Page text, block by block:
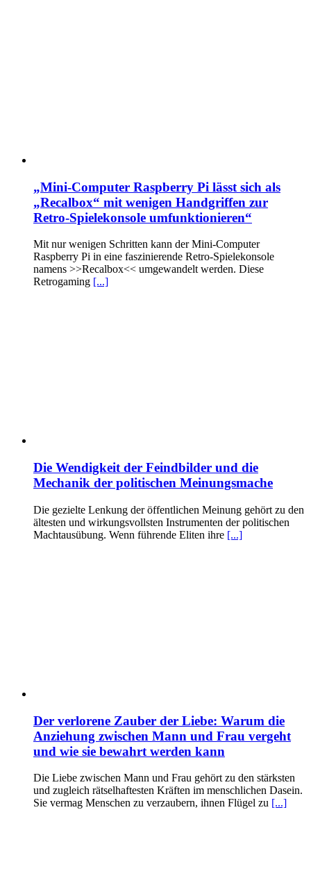
„Mini-Computer Raspberry Pi lässt sich als
„Recalbox“ mit wenigen Handgriffen zur
Retro-Spielekonsole umfunktionieren“
Mit nur wenigen Schritten kann der Mini-Computer
Raspberry Pi in eine faszinierende Retro-Spielekonsole
namens >>Recalbox<< umgewandelt werden. Diese
Retrogaming [...]
Die Wendigkeit der Feindbilder und die
Mechanik der politischen Meinungsmache
Die gezielte Lenkung der öffentlichen Meinung gehört zu den
ältesten und wirkungsvollsten Instrumenten der politischen
Machtausübung. Wenn führende Eliten ihre [...]
Der verlorene Zauber der Liebe: Warum die
Anziehung zwischen Mann und Frau vergeht
und wie sie bewahrt werden kann
Die Liebe zwischen Mann und Frau gehört zu den stärksten
und zugleich rätselhaftesten Kräften im menschlichen Dasein.
Sie vermag Menschen zu verzaubern, ihnen Flügel zu [...]